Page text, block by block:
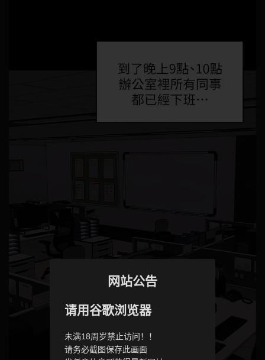
网站公告
请用谷歌浏览器
未满18周岁禁止访问！！
请务必截图保存此画面